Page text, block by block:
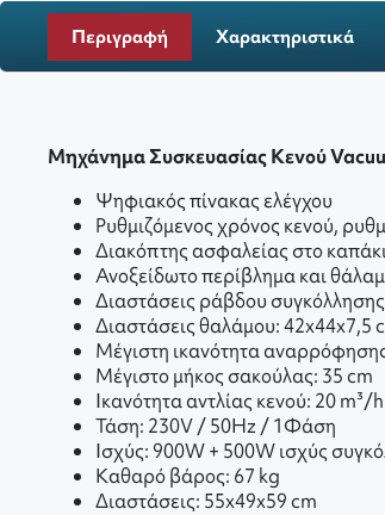
Περιγραφή Χαρακτηριστικά
Μηχάνημα Συσκευασίας Κενού
Ψηφιακός πίνακας ελέγχου
Ρυθμιζόμενος χρόνος κενού,
Διακόπτης ασφαλείας στο
Ανοξείδωτο περίβλημα και
Διαστάσεις ράβδου
Διαστάσεις θαλάμου: 42x44x7,5
Μέγιστη ικανότητα
Μέγιστο μήκος σακούλας: 35cm
Ικανότητα αντλίας κενού: 20 m³/h
Τάση: 230V / 50Hz / 1Φάση
Ισχύς: 900W + 500W ισχύς
Καθαρό βάρος: 67 kg
Διαστάσεις: 55x49x59 cm